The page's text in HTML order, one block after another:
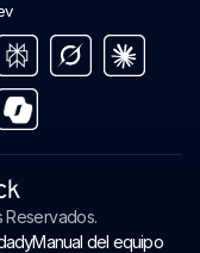
yManual del equipo